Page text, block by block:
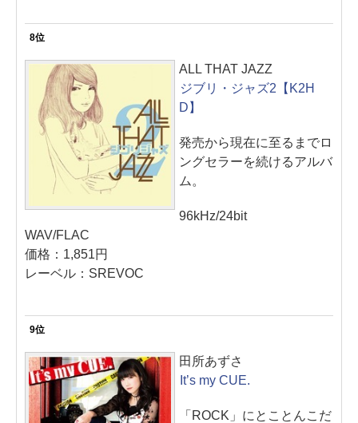
8位
ALL THAT JAZZ
ジブリ・ジャズ2【K2H
D】
発売から現在に至るまでロ
ングセラーを続けるアルバ
ム。
96kHz/24bit
WAV/FLAC
価格：1,851円
レーベル：SREVOC
9位
田所あずさ
It’s my CUE.
「ROCK」にとことんこだ